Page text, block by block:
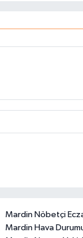
Mardin Nöbetçi
Mardin Hava